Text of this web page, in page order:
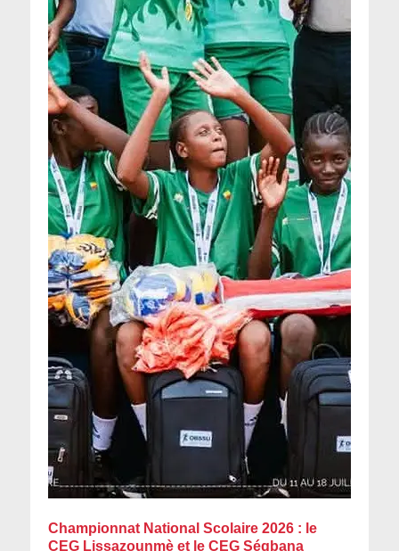
Championnat National Scolaire 2026 : le
CEG Lissazounmè et le CEG Ségbana